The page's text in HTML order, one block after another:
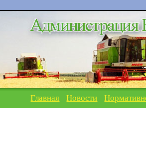
Главная Новости